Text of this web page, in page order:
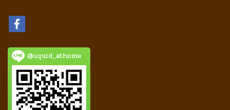
@squid_athome